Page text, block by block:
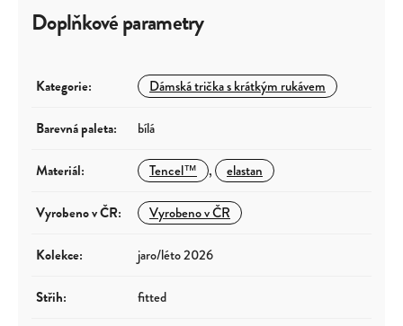
Doplňkové parametry
Kategorie: Dámská trička s krátkým rukávem
Barevná paleta: bílá
Materiál: Tencel™ , elastan
Vyrobeno v ČR: Vyrobeno v ČR
Kolekce: jaro/léto 2026
Střih: fitted